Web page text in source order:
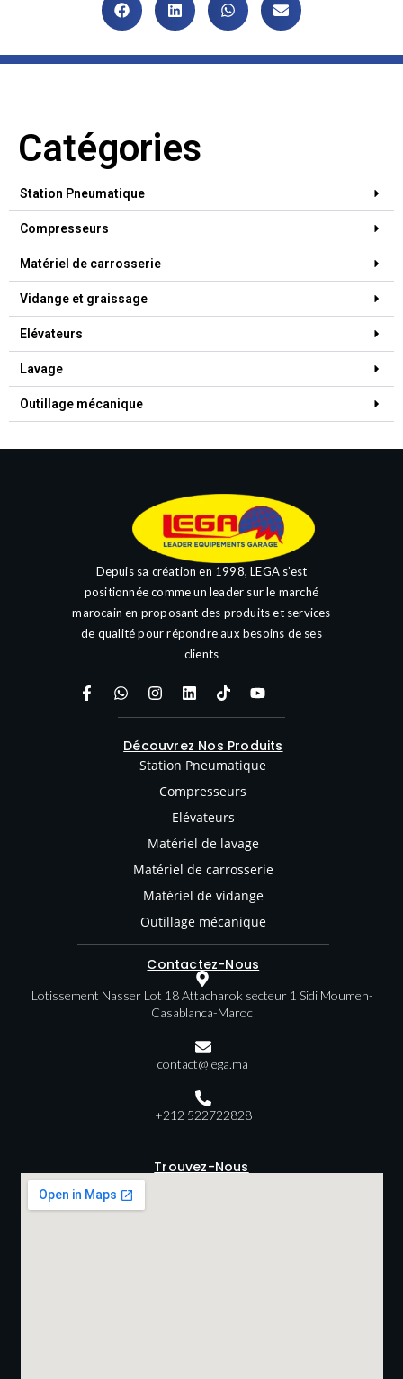
Catégories
Station Pneumatique
Compresseurs
Matériel de carrosserie
Vidange et graissage
Elévateurs
Lavage
Outillage mécanique
Depuis sa création en 1998, LEGA s’est
positionnée comme un leader sur le marché
marocain en proposant des produits et services
de qualité pour répondre aux besoins de ses
clients
Découvrez Nos Produits
Station Pneumatique
Compresseurs
Elévateurs
Matériel de lavage
Matériel de carrosserie
Matériel de vidange
Outillage mécanique
Contactez-Nous
Lotissement Nasser Lot 18 Attacharok secteur 1 Sidi Moumen-
Casablanca-Maroc
contact@lega.ma
+212 522722828
Trouvez-Nous